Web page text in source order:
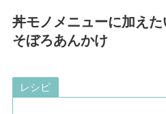
丼モノメニューに加え
そぼろあんかけ
レシピ